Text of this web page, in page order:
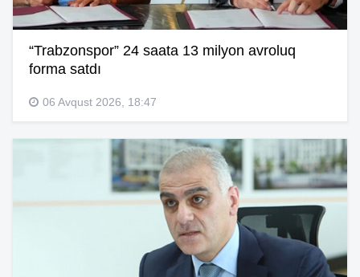
“Trabzonspor” 24 saata 13 milyon avroluq
forma satdı
06 Avqust 2026, 18:47